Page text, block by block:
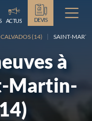
ACTUS DEVIS
CALVADOS (14) SAINT-
à
Martin-